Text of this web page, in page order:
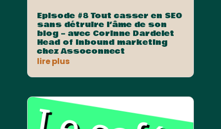
Episode #8 Tout casser en SEO
sans détruire l’âme de son
blog – avec Corinne Dardelet
Head of Inbound marketing
chez Assoconnect
lire plus